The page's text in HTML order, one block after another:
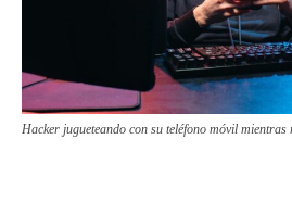
Hacker jugueteando con su teléfono móvil